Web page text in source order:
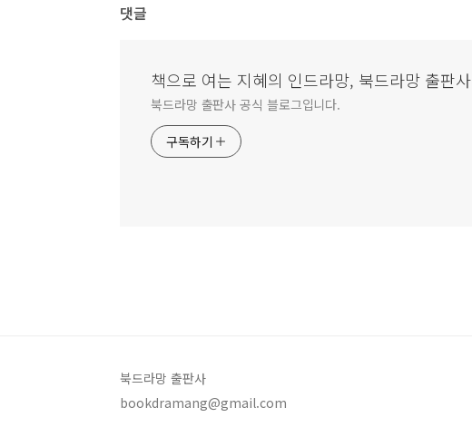
댓글
책으로 여는 지혜의 인드라망, 북드라망 출판사
북드라망 출판사 공식 블로그입니다.
구독하기
북드라망 출판사
bookdramang@gmail.com